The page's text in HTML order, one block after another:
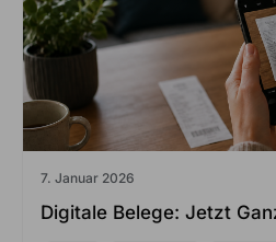
7. Januar 2026
Digitale Belege: Jetzt